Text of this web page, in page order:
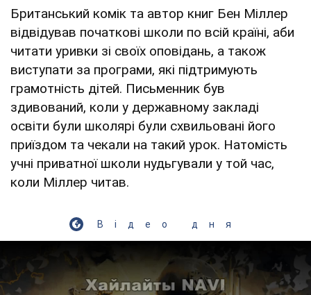
Британський комік та автор книг Бен Міллер
відвідував початкові школи по всій країні, аби
читати уривки зі своїх оповідань, а також
виступати за програми, які підтримують
грамотність дітей. Письменник був
здивований, коли у державному закладі
освіти були школярі були схвильовані його
приїздом та чекали на такий урок. Натомість
учні приватної школи нудьгували у той час,
коли Міллер читав.
Відео дня